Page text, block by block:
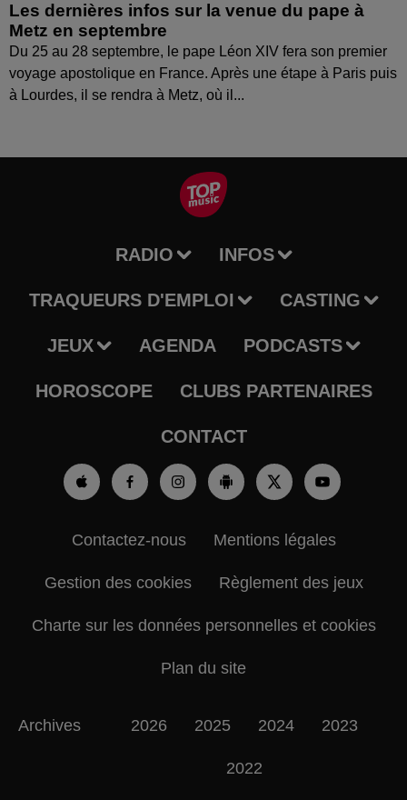
Les dernières infos sur la venue du pape à
Metz en septembre
Du 25 au 28 septembre, le pape Léon XIV fera son premier
voyage apostolique en France. Après une étape à Paris puis
à Lourdes, il se rendra à Metz, où il...
RADIO INFOS
TRAQUEURS D'EMPLOI CASTING
JEUX AGENDA PODCASTS
HOROSCOPE CLUBS PARTENAIRES
CONTACT
Contactez-nous Mentions légales
Gestion des cookies Règlement des jeux
Charte sur les données personnelles et cookies
Plan du site
Archives 2026 2025 2024 2023
2022